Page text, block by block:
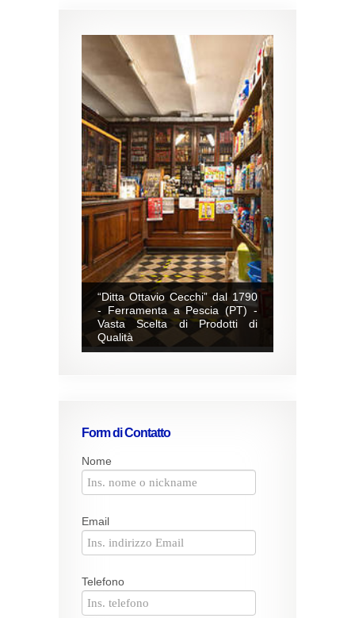
“Ditta Ottavio Cecchi” dal 1790
- Ferramenta a Pescia (PT) -
Vasta Scelta di Prodotti di
Qualità
Form di Contatto
Nome
Email
Telefono